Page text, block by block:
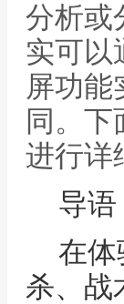
分析或
实可以
屏功
同。
进行详
导语
在体
杀、战